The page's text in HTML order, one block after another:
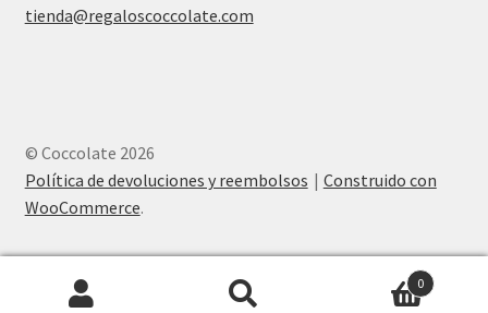
tienda@regaloscoccolate.com
© Coccolate 2026
Política de devoluciones y reembolsos
Construido con
WooCommerce.
0